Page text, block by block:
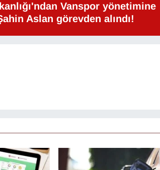
Vanspor yönetimine
Aslan görevden alındı!